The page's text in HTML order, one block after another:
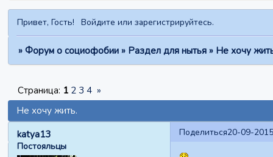
Привет, Гость! Войдите илизарегистрируйтесь.
» Форум о социофобии » Раздел для нытья » Не хочу
Не хочу жить.
Страница: 1 2 3 4 »
Поделиться20-09-
katya13
Постояльцы